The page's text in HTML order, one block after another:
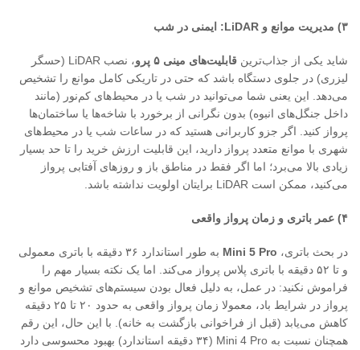
۳) مدیریت موانع و ایمنی در شب
شاید یکی از جذاب‌ترین قابلیت‌های مینی ۵ پرو
، نصب LiDAR (حسگر
لیزری) در جلوی دستگاه باشد که حتی در تاریکی کامل موانع را تشخیص
می‌دهد. این یعنی شما می‌توانید در شب یا در محیط‌های کم‌نور (مانند
داخل جنگل‌های انبوه) بدون نگرانی از برخورد با شاخه‌ها یا ساختمان‌ها
پرواز کنید. اگر جزو کاربرانی هستید که در ساعات شب یا در محیط‌های
شهری با موانع متعدد پرواز دارید، این قابلیت ارزش خرید را تا حد بسیار
زیادی بالا می‌برد؛ اما اگر فقط در مناطق باز و روزهای آفتابی پرواز
می‌کنید، ممکن است LiDAR برایتان اولویت نداشته باشد.
۴) عمر باتری و زمان پرواز واقعی
در بحث باتری، Mini 5 Pro
به طور استاندارد ۳۶ دقیقه با باتری معمولی
و تا ۵۲ دقیقه با باتری پلاس پرواز می‌کند. اما یک نکته بسیار مهم را
فراموش نکنید: در عمل، به دلیل فعال بودن سیستم‌های تشخیص موانع و
پرواز در شرایط باد، معمولا زمان پرواز واقعی به حدود ۲۰ تا ۲۵ دقیقه
کاهش می‌یابد (قبل از فراخوانی بازگشت به خانه). با این حال، این رقم
همچنان نسبت به Mini 4 Pro (۳۴ دقیقه استاندارد) بهبود محسوسی دارد